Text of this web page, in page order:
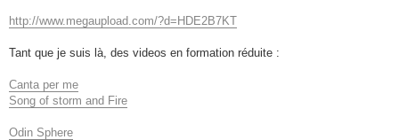
http://www.megaupload.com/?d=HDE2B7KT
Tant que je suis là, des videos en formation réduite :
Canta per me
Song of storm and Fire
Odin Sphere